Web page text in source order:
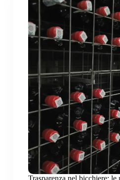
Trasparenza nel bicchiere: le